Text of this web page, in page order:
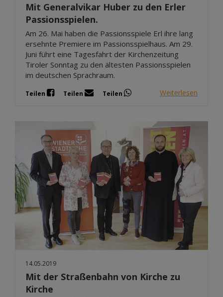
Mit Generalvikar Huber zu den Erler
Passionsspielen.
Am 26. Mai haben die Passionsspiele Erl ihre lang
ersehnte Premiere im Passionsspielhaus. Am 29.
Juni führt eine Tagesfahrt der Kirchenzeitung
Tiroler Sonntag zu den ältesten Passionsspielen
im deutschen Sprachraum.
Teilen Teilen Teilen Weiterlesen
14.05.2019
Mit der Straßenbahn von Kirche zu
Kirche